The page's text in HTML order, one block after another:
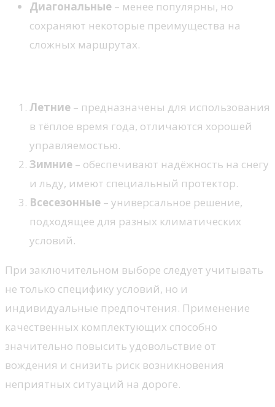
Диагональные – менее популярны, но
сохраняют некоторые преимущества на
сложных маршрутах.
Летние – предназначены для использования
в тёплое время года, отличаются хорошей
управляемостью.
Зимние – обеспечивают надёжность на снегу
и льду, имеют специальный протектор.
Всесезонные – универсальное решение,
подходящее для разных климатических
условий.
При заключительном выборе следует учитывать
не только специфику условий, но и
индивидуальные предпочтения. Применение
качественных комплектующих способно
значительно повысить удовольствие от
вождения и снизить риск возникновения
неприятных ситуаций на дороге.